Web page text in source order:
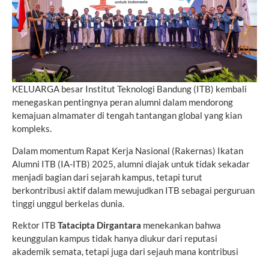
KELUARGA besar Institut Teknologi Bandung (ITB) kembali
menegaskan pentingnya peran alumni dalam mendorong
kemajuan almamater di tengah tantangan global yang kian
kompleks.
Dalam momentum Rapat Kerja Nasional (Rakernas) Ikatan
Alumni ITB (IA-ITB) 2025, alumni diajak untuk tidak sekadar
menjadi bagian dari sejarah kampus, tetapi turut
berkontribusi aktif dalam mewujudkan ITB sebagai perguruan
tinggi unggul berkelas dunia.
Rektor ITB Tatacipta Dirgantara menekankan bahwa
keunggulan kampus tidak hanya diukur dari reputasi
akademik semata, tetapi juga dari sejauh mana kontribusi